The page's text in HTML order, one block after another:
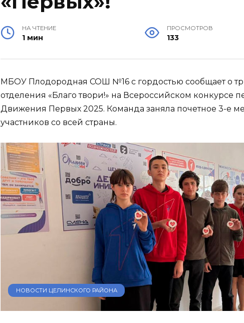
НА ЧТЕНИЕ
1 мин
ПРОСМОТРОВ
133
МБОУ Плодородная СОШ №16 с гордостью сообщает о
отделения «Благо твори!» на Всероссийском конкурсе
Движения Первых 2025. Команда заняла почетное 3-е
участников со всей страны.
НОВОСТИ ЦЕЛИНСКОГО РАЙОНА